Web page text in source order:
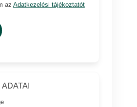
az Adatkezelési tájékoztatót
ADATAI